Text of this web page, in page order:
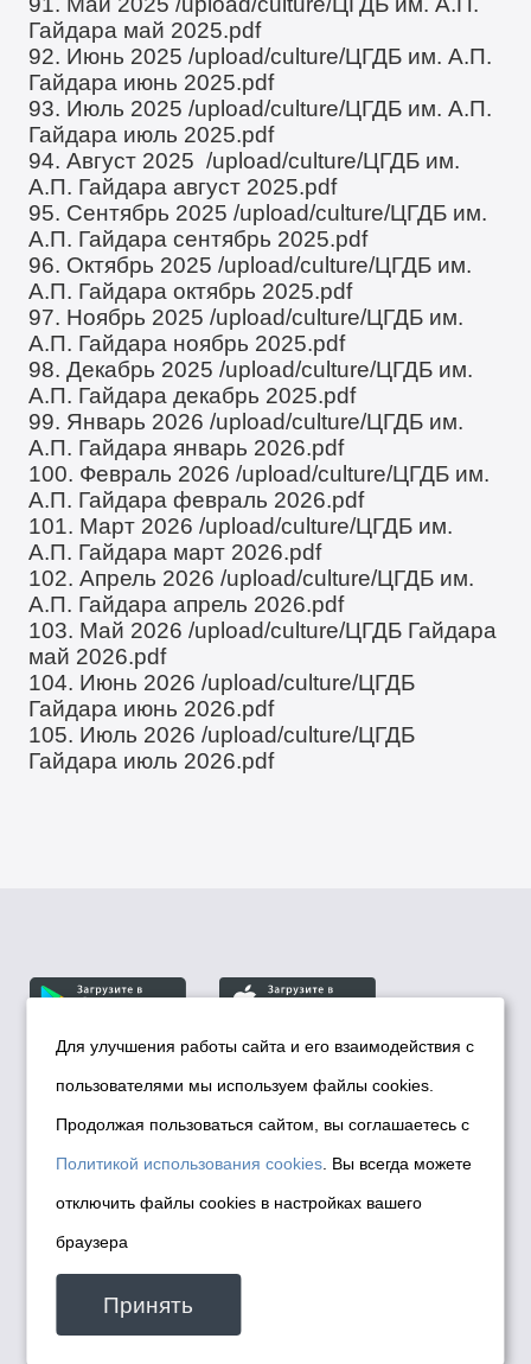
Гайдара май 2025.pdf
92. Июнь 2025/upload/culture/ЦГДБ им. А.П.
Гайдара июнь 2025.pdf
93. Июль 2025/upload/culture/ЦГДБ им. А.П.
Гайдара июль 2025.pdf
94. Август 2025/upload/culture/ЦГДБ им.
А.П. Гайдара август 2025.pdf
95. Сентябрь 2025/upload/culture/ЦГДБ им.
А.П. Гайдара сентябрь 2025.pdf
96. Октябрь 2025/upload/culture/ЦГДБ им.
А.П. Гайдара октябрь 2025.pdf
97. Ноябрь 2025/upload/culture/ЦГДБ им.
А.П. Гайдара ноябрь 2025.pdf
98. Декабрь 2025/upload/culture/ЦГДБ им.
А.П. Гайдара декабрь 2025.pdf
99. Январь 2026/upload/culture/ЦГДБ им.
А.П. Гайдара январь 2026.pdf
100. Февраль 2026/upload/culture/ЦГДБ им.
А.П. Гайдара февраль 2026.pdf
101. Март 2026/upload/culture/ЦГДБ им.
А.П. Гайдара март 2026.pdf
102. Апрель 2026/upload/culture/ЦГДБ им.
А.П. Гайдара апрель 2026.pdf
103. Май 2026/upload/culture/ЦГДБ Гайдара
май 2026.pdf
104. Июнь 2026/upload/culture/ЦГДБ
Гайдара июнь 2026.pdf
105. Июль 2026/upload/culture/ЦГДБ
Гайдара июль 2026.pdf
© Департамент информационной политики мэрии
города Новосибирска, 2026
Политика использования Cookies
Политика по обработке персональных
данных в информационных системах
мэрии города Новосибирска
malinchukvl@mail.ru
Для улучшения работы сайта и его взаимодействия с
пользователями мы используем файлы cookies.
Продолжая пользоваться сайтом, вы соглашаетесь с
Политикой использования cookies . Вы всегда можете
отключить файлы cookies в настройках вашего
браузера
Принять